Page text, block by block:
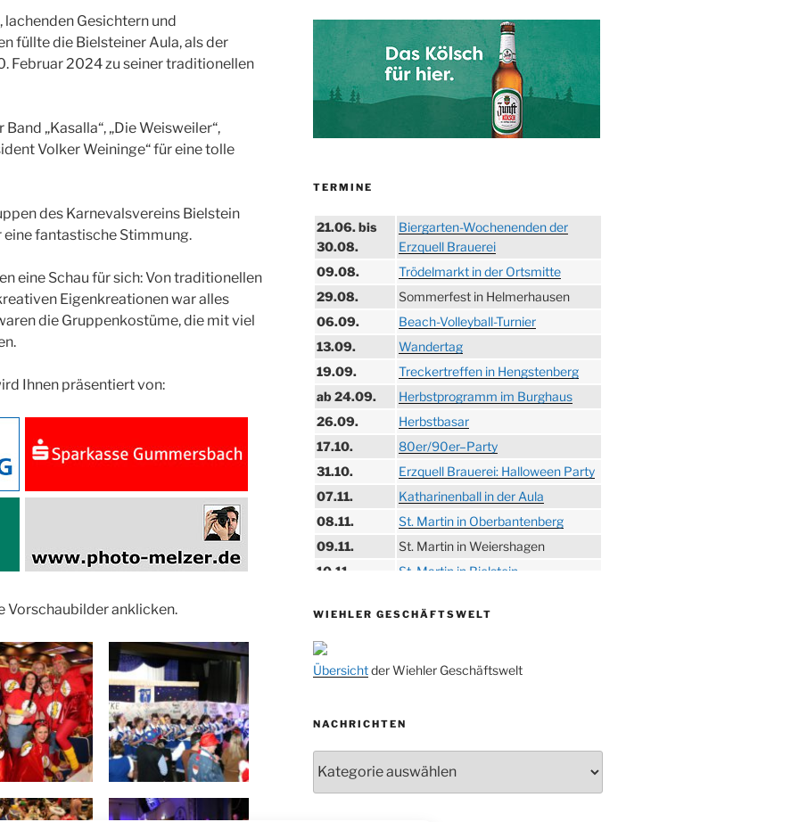
lachenden Gesichtern und
füllte die Bielsteiner Aula, als der
Februar 2024 zu seiner traditionellen
„Kasalla“, „Die Weisweiler“,
Volker Weininge“ für eine tolle
des Karnevalsvereins Bielstein
eine fantastische Stimmung.
eine Schau für sich: Von traditionellen
Eigenkreationen war alles
die Gruppenkostüme, die mit viel
Ihnen präsentiert von:
Vorschaubilder anklicken.
TERMINE
21.06. bis
30.08.
Biergarten-Wochenenden der
Erzquell Brauerei
09.08.
Trödelmarkt in der Ortsmitte
29.08.
Sommerfest in Helmerhausen
06.09.
Beach-Volleyball-Turnier
13.09.
Wandertag
19.09.
Treckertreffen in Hengstenberg
ab 24.09.
Herbstprogramm im Burghaus
26.09.
Herbstbasar
17.10.
80er/90er–Party
31.10.
Erzquell Brauerei: Halloween Party
07.11.
Katharinenball in der Aula
08.11.
St. Martin in Oberbantenberg
09.11.
St. Martin in Weiershagen
10.11.
St. Martin in Bielstein
14.11.
Proklamation der Tollitäten
15.11.
15.11.
Volkstrauertag am Ehrenmal
29.11.
WIEHLER GESCHÄFTSWELT
Übersichtder Wiehler Geschäftswelt
NACHRICHTEN